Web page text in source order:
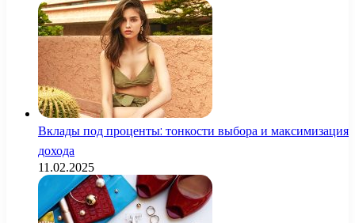
Вклады под проценты: тонкости выбора и максимизация
дохода
11.02.2025